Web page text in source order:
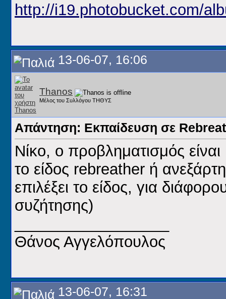
http://i19.photobucket.com/
13-06-07, 16:06
Thanos
Μέλος του Συλλόγου ΤΗΘΥΣ
Απάντηση: Εκπαίδευση σε
Νίκο, ο προβληματισμός
το είδος rebreather ή
επιλέξει το είδος, για
συζήτησης)
Θάνος Αγγελόπουλος
13-06-07, 16:31